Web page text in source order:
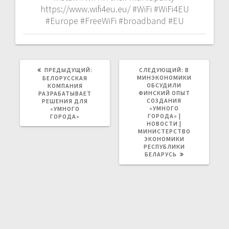
https://www.wifi4eu.eu/ #WiFi #WiFi4EU
#Europe #FreeWiFi #broadband #EU
ПРЕДЫДУЩИЙ:
БЕЛОРУССКАЯ
КОМПАНИЯ
РАЗРАБАТЫВАЕТ
РЕШЕНИЯ ДЛЯ
«УМНОГО
ГОРОДА»
СЛЕДУЮЩИЙ: СЛЕДУЮЩАЯ
ЗАПИСЬ:
В
МИНЭКОНОМИКИ
ОБСУДИЛИ
ФИНСКИЙ ОПЫТ
СОЗДАНИЯ
«УМНОГО
ГОРОДА» |
НОВОСТИ |
МИНИСТЕРСТВО
ЭКОНОМИКИ
РЕСПУБЛИКИ
БЕЛАРУСЬ